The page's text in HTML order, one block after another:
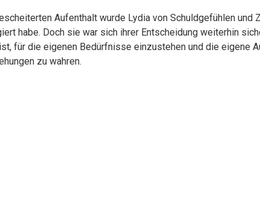
Aufenthalt wurde Lydia von Schuldgefühlen und
habe. Doch sie war sich ihrer Entscheidung weiterhin
für die eigenen Bedürfnisse einzustehen und die eigene
zu wahren.